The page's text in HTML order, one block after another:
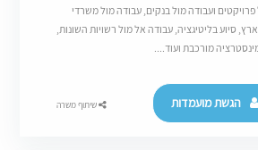
פרויקטים ועבודה מול בנקים, עבודה מול משרדי
סיוע בליטיגציה, עבודה אל מול רשויות השונות,
מורכבת ועוד....
הגשת מועמדות שיתוף משרה